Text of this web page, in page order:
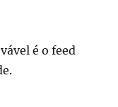
é o feed